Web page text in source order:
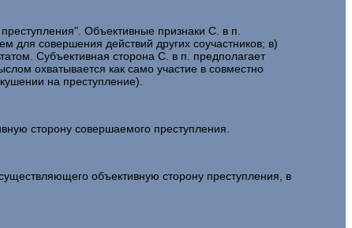
Объективные признаки С. в п.
для совершения действий других соучастников; в)
Субъективная сторона С. в п. предполагает
охватывается как само участие в совместно
на преступление).
сторону совершаемого преступления.
объективную сторону преступления, в